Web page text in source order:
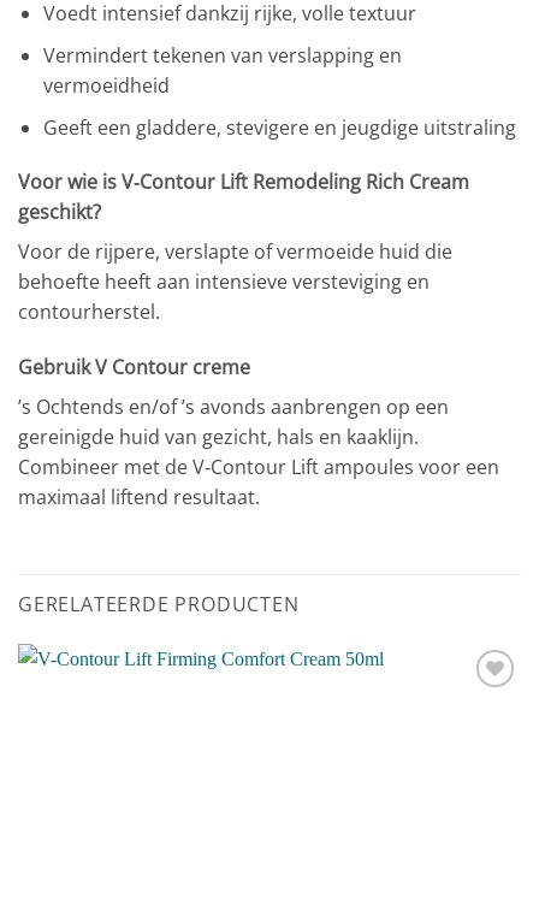
Voedt intensief dankzij rijke, volle textuur
Vermindert tekenen van verslapping en
vermoeidheid
Geeft een gladdere, stevigere en jeugdige uitstraling
Voor wie is V‑Contour Lift Remodeling Rich Cream
geschikt?
Voor de rijpere, verslapte of vermoeide huid die
behoefte heeft aan intensieve versteviging en
contourherstel.
Gebruik V Contour creme
’s Ochtends en/of ’s avonds aanbrengen op een
gereinigde huid van gezicht, hals en kaaklijn.
Combineer met de V‑Contour Lift ampoules voor een
maximaal liftend resultaat.
GERELATEERDE PRODUCTEN